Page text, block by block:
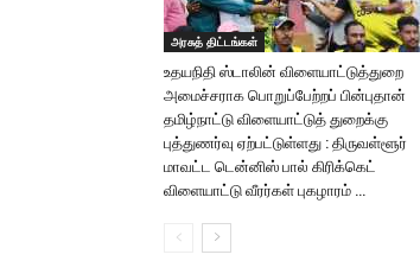
அரசுத் திட்டங்கள்
உதயநிதி ஸ்டாலின் விளையாட்டுத்துறை
அமைச்சராக பொறுப்பேற்றப் பின்புதான்
தமிழ்நாட்டு விளையாட்டுத் துறைக்கு
புத்துணர்வு ஏற்பட்டுள்ளது : திருவள்ளூர்
மாவட்ட டென்னிஸ் பால் கிரிக்கெட்
விளையாட்டு வீரர்கள் புகழாரம் …